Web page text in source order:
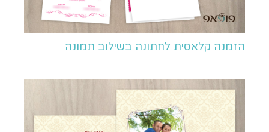
הזמנה קלאסית לחתונה בשילוב תמונה